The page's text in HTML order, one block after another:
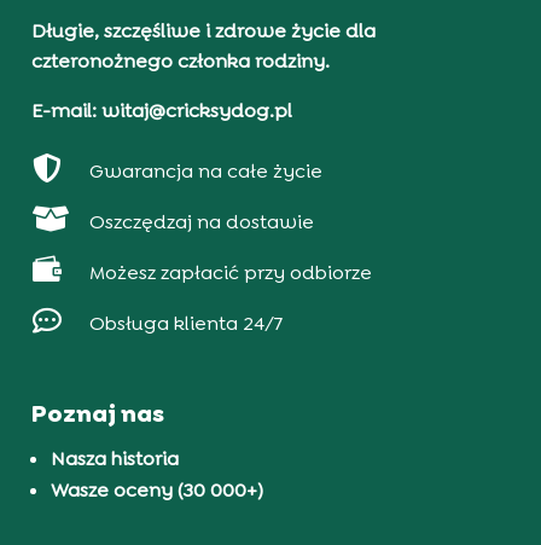
Długie, szczęśliwe i zdrowe życie dla
czteronożnego członka rodziny.
E-mail: witaj@cricksydog.pl
 Gwarancja na całe życie
 Oszczędzaj na dostawie
 Możesz zapłacić przy odbiorze
 Obsługa klienta 24/7
Poznaj nas
Nasza historia
Wasze oceny (30 000+)